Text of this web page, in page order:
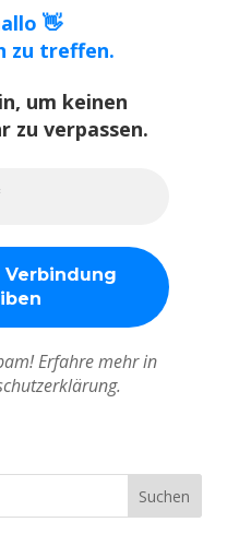
👋
zu treffen.
um keinen
zu verpassen.
Erfahre mehr in